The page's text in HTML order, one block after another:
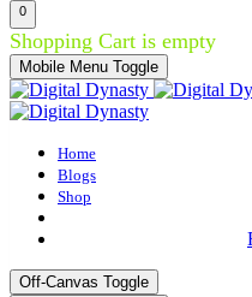
0
Shopping Cart is empty
Mobile Menu Toggle
Home
Blogs
Shop
Off-Canvas Toggle